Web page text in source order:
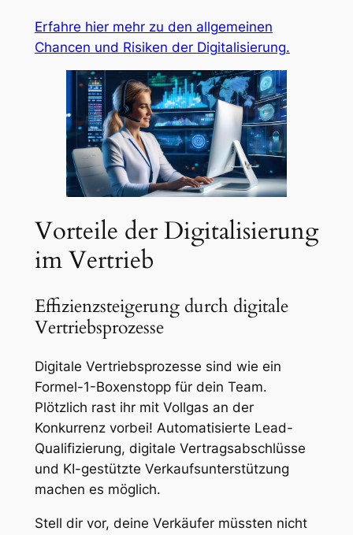
Erfahre hier mehr zu den allgemeinen
Chancen und Risiken der Digitalisierung.
Vorteile der Digitalisierung
im Vertrieb
Effizienzsteigerung durch digitale
Vertriebsprozesse
Digitale Vertriebsprozesse sind wie ein
Formel-1-Boxenstopp für dein Team.
Plötzlich rast ihr mit Vollgas an der
Konkurrenz vorbei! Automatisierte Lead-
Qualifizierung, digitale Vertragsabschlüsse
und KI-gestützte Verkaufsunterstützung
machen es möglich.
Stell dir vor, deine Verkäufer müssten nicht